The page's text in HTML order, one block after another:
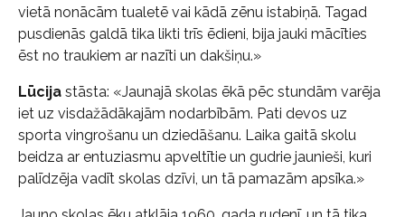
vietā nonācām tualetē vai kādā zēnu istabiņā. Tagad
pusdienās galdā tika likti trīs ēdieni, bija jauki mācīties
ēst no traukiem ar nazīti un dakšiņu.»
Lūcija stāsta: «Jaunajā skolas ēkā pēc stundām varēja
iet uz visdažādākajām nodarbībām. Pati devos uz
sporta vingrošanu un dziedāšanu. Laika gaitā skolu
beidza ar entuziasmu apveltītie un gudrie jaunieši, kuri
palīdzēja vadīt skolas dzīvi, un tā pamazām apsīka.»